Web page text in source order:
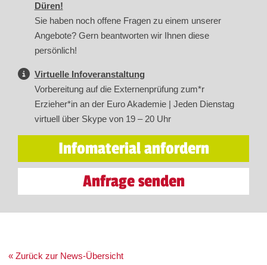
Düren!
Sie haben noch offene Fragen zu einem unserer
Angebote? Gern beantworten wir Ihnen diese
persönlich!
Virtuelle Infoveranstaltung
Vorbereitung auf die Externenprüfung zum*r
Erzieher*in an der Euro Akademie | Jeden Dienstag
virtuell über Skype von 19 – 20 Uhr
Infomaterial anfordern
Anfrage senden
« Zurück zur News-Übersicht